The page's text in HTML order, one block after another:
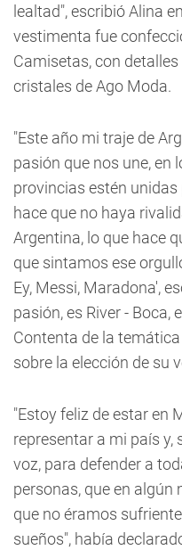
lealtad", escribió Alina
vestimenta fue
Camisetas, con
cristales de Ago Moda.
"Este año mi traje de
pasión que nos une, en
provincias estén
hace que no haya
Argentina, lo que hace
que sintamos ese
Ey, Messi, Maradona',
pasión, es River - Boca,
Contenta de la
sobre la elección de su
"Estoy feliz de estar en
representar a mi país y,
voz, para defender a
personas, que en
que no éramos
sueños", había